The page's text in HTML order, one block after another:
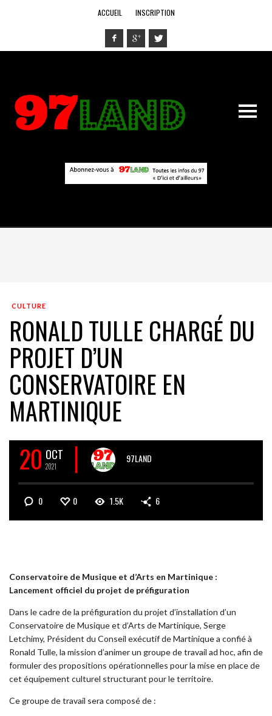
ACCUEIL INSCRIPTION
CULTURE
RONALD TULLE CHARGÉ DU
PROJET D’UN
CONSERVATOIRE EN
MARTINIQUE
20 OCT
2021
97LAND
0 0 1.5K 6
Conservatoire de Musique et d’Arts en Martinique :
Lancement officiel du projet de préfiguration
Dans le cadre de la préfiguration du projet d’installation d’un
Conservatoire de Musique et d’Arts de Martinique, Serge
Letchimy, Président du Conseil exécutif de Martinique a confié à
Ronald Tulle, la mission d’animer un groupe de travail ad hoc, afin de
formuler des propositions opérationnelles pour la mise en place de
cet équipement culturel structurant pour le territoire.
Ce groupe de travail sera composé de :